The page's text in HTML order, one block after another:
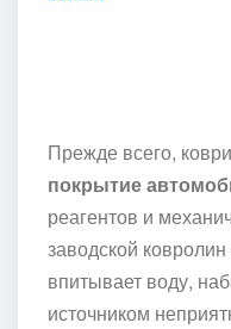
Прежде всего,
покрытие
реагентов и
заводской
впитывает воду,
источником